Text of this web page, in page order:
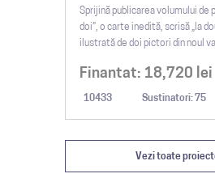
Sprijină publicarea volumului de
doi”, o carte inedită, scrisă „la
ilustrată de doi pictori din noul
Finantat: 18,720 lei
10433 Sustinatori: 75
Vezi toate